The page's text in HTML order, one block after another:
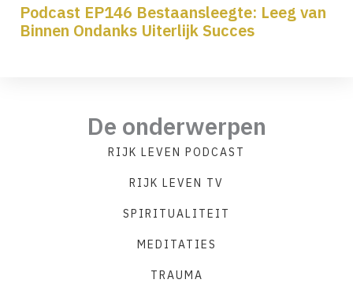
Podcast EP146 Bestaansleegte: Leeg van
Binnen Ondanks Uiterlijk Succes
De onderwerpen
RIJK LEVEN PODCAST
RIJK LEVEN TV
SPIRITUALITEIT
MEDITATIES
TRAUMA